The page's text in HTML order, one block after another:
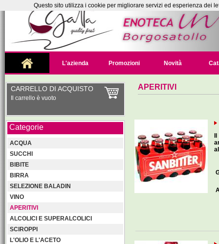
L'azienda Promozioni Novità
CARRELLO DI ACQUISTO
Il carrello è vuoto
Categorie
ACQUA
SUCCHI
BIBITE
BIRRA
SELEZIONE BALADIN
VINO
APERITIVI
ALCOLICI E SUPERALCOLICI
SCIROPPI
L'OLIO E L'ACETO
APERITIVI
Questo sito utilizza i cookie per migliorare servizi ed esperienza dei